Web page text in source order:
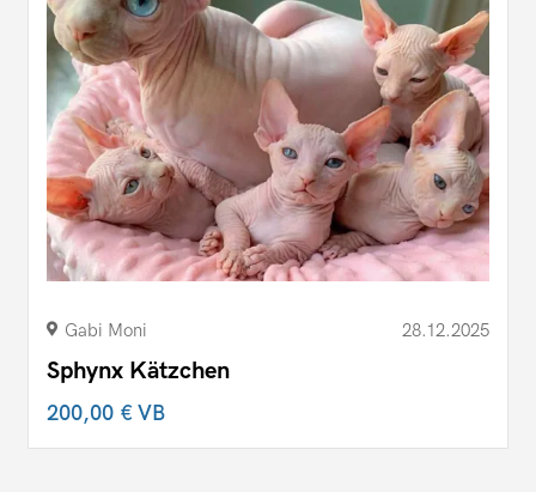
Gabi Moni 28.12.2025
Sphynx Kätzchen
200,00 €VB